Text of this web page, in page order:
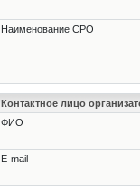
Наименование СРО
Контактное лицо
ФИО
E-mail